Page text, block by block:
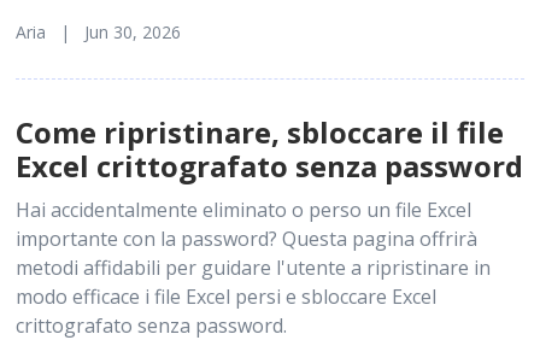
Aria | Jun 30, 2026
Come ripristinare, sbloccare il file
Excel crittografato senza password
Hai accidentalmente eliminato o perso un file Excel
importante con la password? Questa pagina offrirà
metodi affidabili per guidare l'utente a ripristinare in
modo efficace i file Excel persi e sbloccare Excel
crittografato senza password.